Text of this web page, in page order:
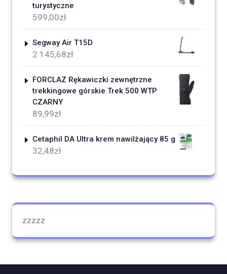
turystyczne
599,00zł
Segway Air T15D
2 145,68zł
FORCLAZ Rękawiczki zewnętrzne
trekkingowe górskie Trek 500 WTP
CZARNY
89,99zł
Cetaphil DA Ultra krem nawilżający 85 g
32,48zł
zzzzz